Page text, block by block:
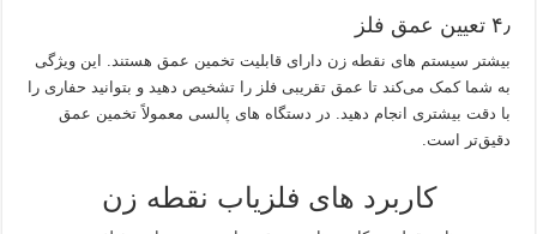
۴٫ تعیین عمق فلز
بیشتر سیستم های نقطه‌ زن دارای قابلیت تخمین عمق هستند. این ویژگی
به شما کمک می‌کند تا عمق تقریبی فلز را تشخیص دهید و بتوانید حفاری را
با دقت بیشتری انجام دهید. در دستگاه‌ های پالسی معمولاً تخمین عمق
دقیق‌تر است.
کاربرد های فلزیاب نقطه‌ زن